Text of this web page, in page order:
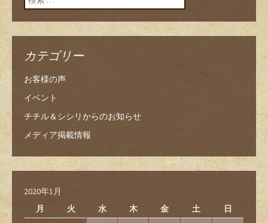
カテゴリー
お客様の声
イベント
チチル＆シシリからのお知らせ
メディア掲載情報
2020年1月
月
火 水 木 金 土
日